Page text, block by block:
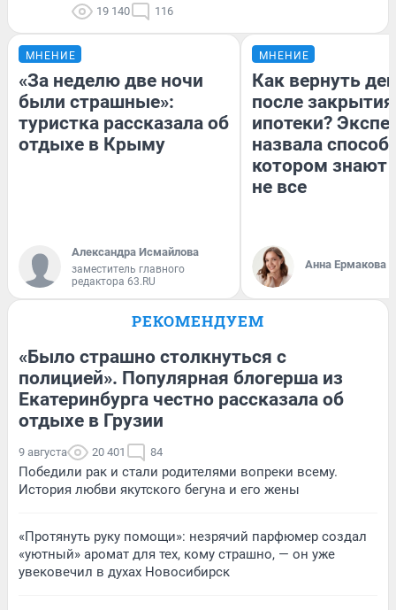
19 140 116
МНЕНИЕ
«За неделю две ночи
были страшные»:
туристка рассказала об
отдыхе в Крыму
Александра Исмайлова
заместитель главного
редактора 63.RU
МНЕНИЕ
Как вернуть
после закрытия
ипотеки?
назвала
котором знают
не все
Анна Ермакова
РЕКОМЕНДУЕМ
«Было страшно столкнуться с
полицией». Популярная блогерша из
Екатеринбурга честно рассказала об
отдыхе в Грузии
9 августа 20 401 84
Победили рак и стали родителями вопреки всему.
История любви якутского бегуна и его жены
«Протянуть руку помощи»: незрячий парфюмер создал
«уютный» аромат для тех, кому страшно, — он уже
увековечил в духах Новосибирск